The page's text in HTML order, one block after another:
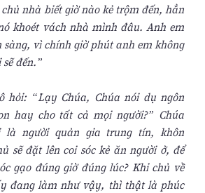
nhà biết giờ nào kẻ trộm đến, hẳn
khoét vách nhà mình đâu. Anh em
vì chính giờ phút anh em không
đến.”
hỏi: “Lạy Chúa, Chúa nói dụ ngôn
hay cho tất cả mọi người?” Chúa
người quản gia trung tín, khôn
sẽ đặt lên coi sóc kẻ ăn người ở, để
gạo đúng giờ đúng lúc? Khi chủ về
đang làm như vậy, thì thật là phúc